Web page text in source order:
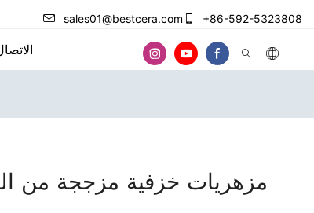
sales01@bestcera.com +86-592-5323808